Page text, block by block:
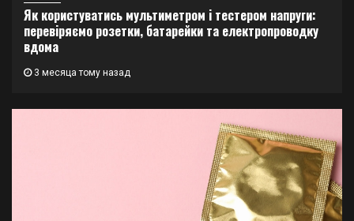
Як користуватись мультиметром і тестером напруги:
перевіряємо розетки, батарейки та електропроводку
вдома
3 месяца тому назад